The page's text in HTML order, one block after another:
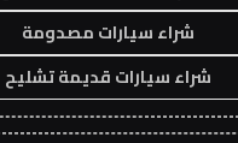
شراء سيارات مصدومة
شراء سيارات قديمة تشليح